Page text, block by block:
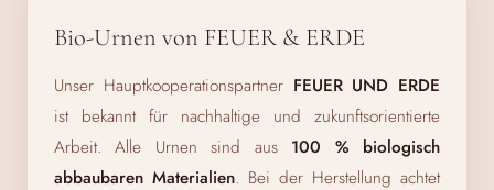
Bio-Urnen von FEUER & ERDE
Unser Hauptkooperationspartner FEUER UND ERDE
ist bekannt für nachhaltige und zukunftsorientierte
Arbeit. Alle Urnen sind aus 100 % biologisch
abbaubaren Materialien. Bei der Herstellung achtet